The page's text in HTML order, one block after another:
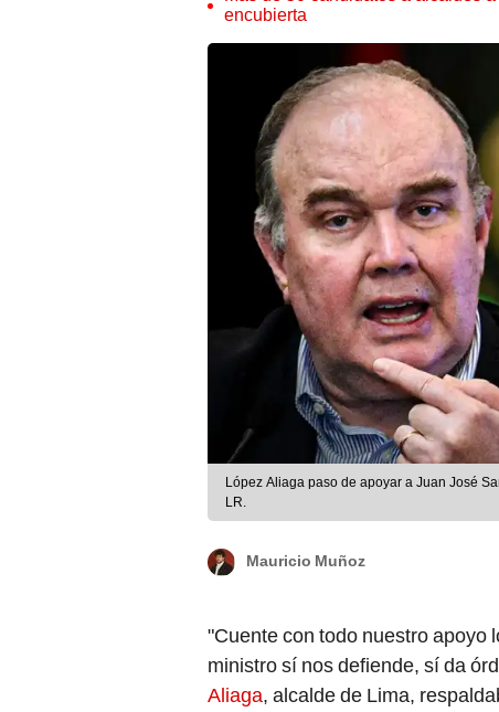
encubierta
López Aliaga paso de apoyar a Juan José
LR.
Mauricio Muñoz
"Cuente con todo nuestro apoyo
ministro sí nos defiende, sí da
Aliaga, alcalde de Lima,